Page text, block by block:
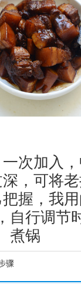
次加入，
，可将老
，我用
自行调节
煮锅
骤